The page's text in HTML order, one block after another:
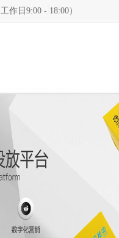
作日9:00 - 18:00）